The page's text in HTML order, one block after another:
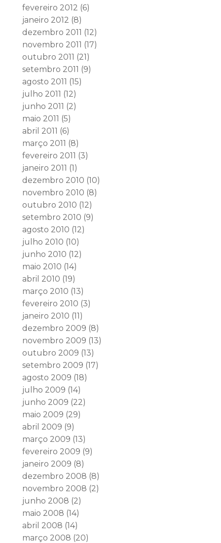
fevereiro 2012 (6)
janeiro 2012 (8)
dezembro 2011 (12)
novembro 2011 (17)
outubro 2011 (21)
setembro 2011 (9)
agosto 2011 (15)
julho 2011 (12)
junho 2011 (2)
maio 2011 (5)
abril 2011 (6)
março 2011 (8)
fevereiro 2011 (3)
janeiro 2011 (1)
dezembro 2010 (10)
novembro 2010 (8)
outubro 2010 (12)
setembro 2010 (9)
agosto 2010 (12)
julho 2010 (10)
junho 2010 (12)
maio 2010 (14)
abril 2010 (19)
março 2010 (13)
fevereiro 2010 (3)
janeiro 2010 (11)
dezembro 2009 (8)
novembro 2009 (13)
outubro 2009 (13)
setembro 2009 (17)
agosto 2009 (18)
julho 2009 (14)
junho 2009 (22)
maio 2009 (29)
abril 2009 (9)
março 2009 (13)
fevereiro 2009 (9)
janeiro 2009 (8)
dezembro 2008 (8)
novembro 2008 (2)
junho 2008 (2)
maio 2008 (14)
abril 2008 (14)
março 2008 (20)